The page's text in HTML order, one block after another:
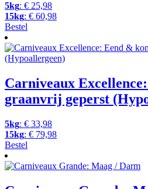
5kg: € 25,98
15kg: € 60,98
Bestel
Dit
product
heeft
variaties.
Deze
optie
gekozen
worden
op
de
productpagina
Carniveaux
graanvrij geperst
5kg: € 33,98
15kg: € 79,98
Bestel
Dit
product
meerdere